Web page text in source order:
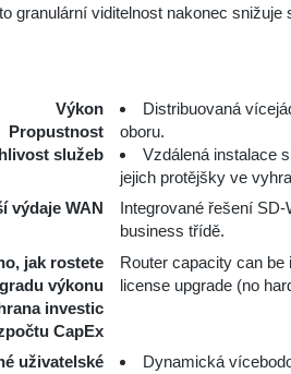
granulární viditelnost nakonec
Výkon
Propustnost
služeb
Distribuovaná
oboru.
Vzdálená instalace
jejich protějšky ve
výdaje WAN
Integrované řešení
business třídě.
jak rostete
výkonu
investic
CapEx
Router capacity can
license upgrade (no
uživatelské
Dynamická